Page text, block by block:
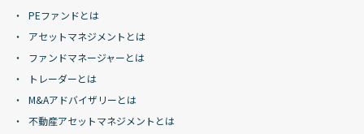
PEファンドとは
アセットマネジメントとは
ファンドマネージャーとは
トレーダーとは
M&Aアドバイザリーとは
不動産アセットマネジメントとは